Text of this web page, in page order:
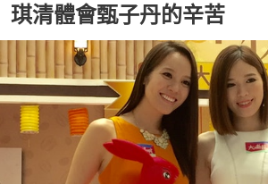
琪清體會甄子丹的辛苦